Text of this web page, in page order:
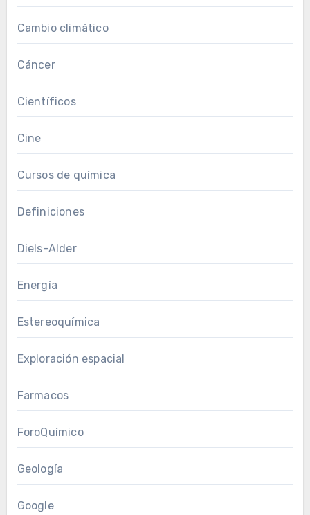
Cambio climático
Cáncer
Científicos
Cine
Cursos de química
Definiciones
Diels-Alder
Energía
Estereoquímica
Exploración espacial
Farmacos
ForoQuímico
Geología
Google